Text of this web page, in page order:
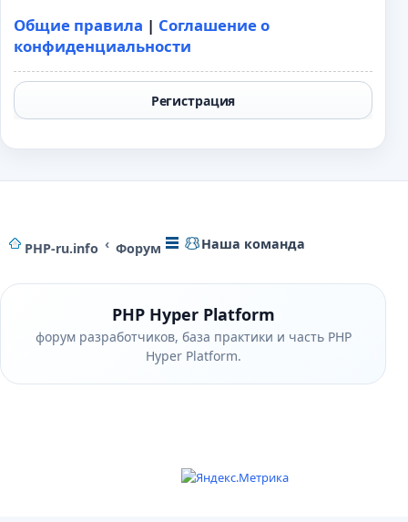
Общие правила | Соглашение о
конфиденциальности
Регистрация
PHP-ru.info Форум Наша команда
PHP Hyper Platform
форум разработчиков, база практики и часть PHP
Hyper Platform.